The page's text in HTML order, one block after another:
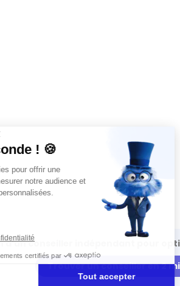
d’un conseiller indépendant pour
Trouver un conseiller en 2